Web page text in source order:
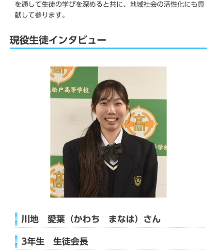
を通して生徒の学びを深めると共に、地域社会の活性化にも貢
献して参ります。
現役生徒インタビュー
川地 愛葉（かわち まなは）さん
3年生 生徒会長